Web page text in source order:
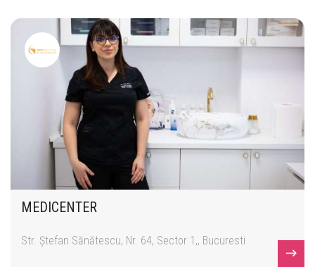
MEDICENTER
Str. Ștefan Sănătescu, Nr. 64, Sector 1,, Bucuresti